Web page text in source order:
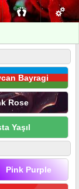
Bayragi
Rose
Yaşıl
Pink Purple